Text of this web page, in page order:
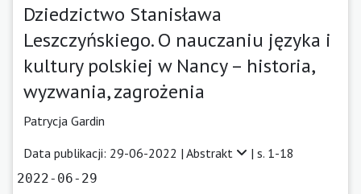
Dziedzictwo Stanisława
Leszczyńskiego. O nauczaniu języka i
kultury polskiej w Nancy – historia,
wyzwania, zagrożenia
Patrycja Gardin
Data publikacji: 29-06-2022 | Abstrakt | s. 1-18
2022-06-29